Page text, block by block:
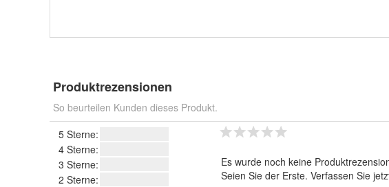
Produktrezensionen
So beurteilen Kunden dieses Produkt.
5 Sterne:
4 Sterne:
3 Sterne:
2 Sterne:
Es wurde noch keine
Seien Sie der Erste. Verfassen Sie